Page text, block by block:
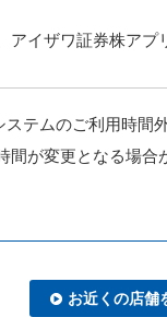
アイザワ証券株アプ
テムのご利用時間外
が変更となる場合
お近くの店舗